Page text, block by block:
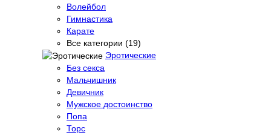
Волейбол
Гимнастика
Карате
Все категории (19)
Эротические
Без секса
Мальчишник
Девичник
Мужское достоинство
Попа
Торс